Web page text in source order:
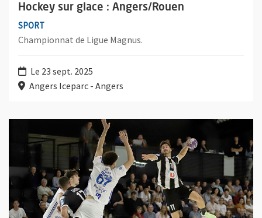
Hockey sur glace : Angers/Rouen
SPORT
Championnat de Ligue Magnus.
Le 23 sept. 2025
Angers Iceparc - Angers
Plus d'information sur l'évènement : Handball masculin :